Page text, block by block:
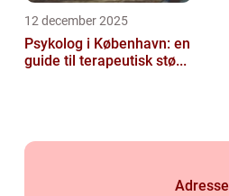
12 december 2025
Psykolog i København: en
guide til terapeutisk stø...
Adresse